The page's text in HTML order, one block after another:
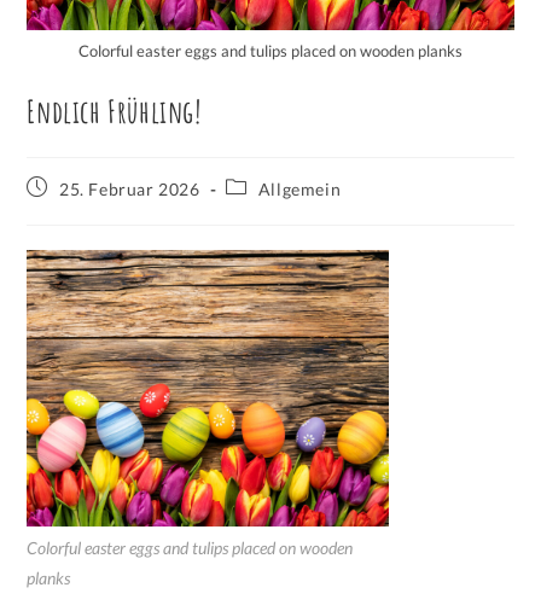
Colorful easter eggs and tulips placed on wooden planks
Endlich Frühling!
25. Februar 2026 Allgemein
Colorful easter eggs and tulips placed on wooden
planks